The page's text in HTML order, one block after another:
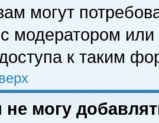
могут
модератором
к таким
не могу